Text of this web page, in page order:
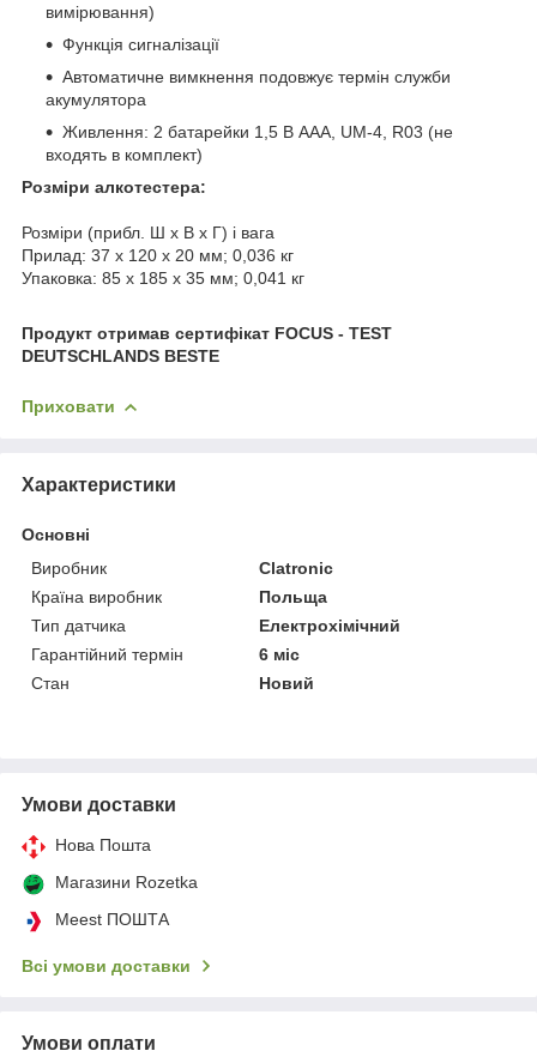
вимірювання)
Функція сигналізації
Автоматичне вимкнення подовжує термін служби
акумулятора
Живлення: 2 батарейки 1,5 В ААА, UM-4, R03 (не
входять в комплект)
Розміри алкотестера:
Розміри (прибл. Ш x В x Г) і вага
Прилад: 37 x 120 x 20 мм; 0,036 кг
Упаковка: 85 x 185 x 35 мм; 0,041 кг
Продукт отримав сертифікат FOCUS - TEST
DEUTSCHLANDS BESTE
Приховати
Характеристики
Основні
Виробник
Clatronic
Країна виробник
Польща
Тип датчика
Електрохімічний
Гарантійний термін
6 міс
Стан
Новий
Умови доставки
Нова Пошта
Магазини Rozetka
Meest ПОШТА
Всі умови доставки
Умови оплати